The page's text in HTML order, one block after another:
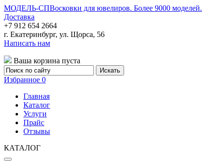
МОДЕЛЬ-СПВосковки для ювелиров. Более 9000 моделей.
Доставка
+7 912 654 2664
г. Екатеринбург, ул. Щорса, 56
Написать нам
Ваша корзина пуста
Избранное 0
Главная
Каталог
Услуги
Прайс
Отзывы
КАТАЛОГ